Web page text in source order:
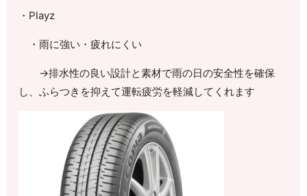
・ Playz
・雨に強い・疲れにくい
→排水性の良い設計と素材で雨の日の安全性を確保
し、ふらつきを抑えて運転疲労を軽減してくれます